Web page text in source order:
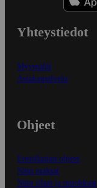
Yhteystiedot
Myymälät
Asiakaspalvelu
Ohjeet
Ensitilaajan ohjeet
Näin maksat
Näin tilaat ja muokkaat